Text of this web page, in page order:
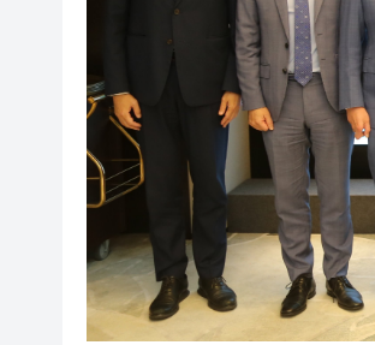
伊朗公布伊控
鄧炳強刊
豆包開始收
45歲美容師
許正宇出席亞
深中通道一